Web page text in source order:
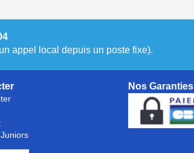
appel local depuis un poste fixe).
Nos Garanties